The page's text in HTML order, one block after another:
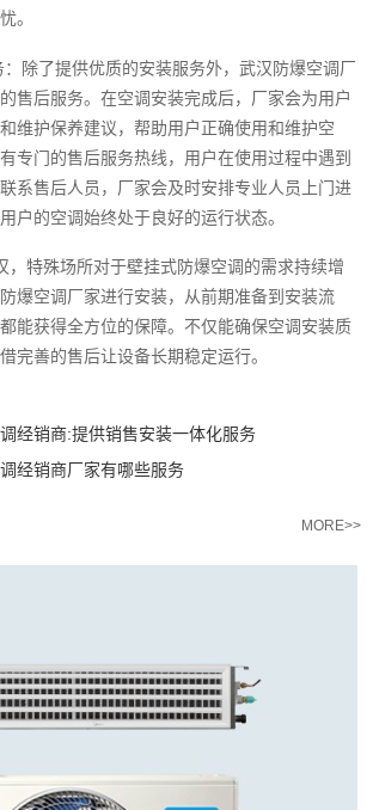
。
除了提供优质的安装服务外，武汉防爆空调厂
售后服务。在空调安装完成后，厂家会为用户
维护保养建议，帮助用户正确使用和维护空
专门的售后服务热线，用户在使用过程中遇到
系售后人员，厂家会及时安排专业人员上门进
户的空调始终处于良好的运行状态。
，特殊场所对于壁挂式防爆空调的需求持续增
爆空调厂家进行安装，从前期准备到安装流
能获得全方位的保障。不仅能确保空调安装质
完善的售后让设备长期稳定运行。‍
经销商:提供销售安装一体化服务
经销商厂家有哪些服务
MORE>>